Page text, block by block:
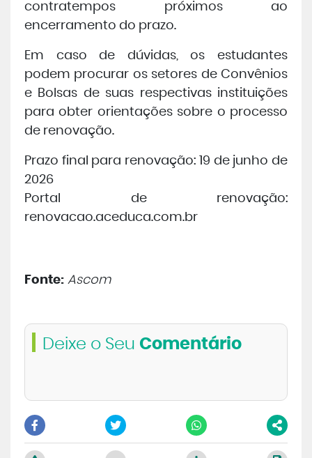
contratempos próximos ao
encerramento do prazo.
Em caso de dúvidas, os estudantes
podem procurar os setores de Convênios
e Bolsas de suas respectivas instituições
para obter orientações sobre o processo
de renovação.
Prazo final para renovação: 19 de junho de
2026
Portal de renovação:
renovacao.aceduca.com.br
Fonte: Ascom
Deixe o Seu Comentário